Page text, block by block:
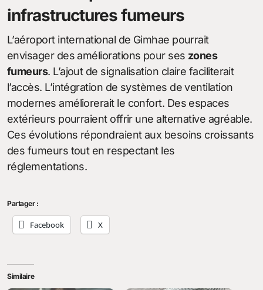
infrastructures fumeurs
L’aéroport international de Gimhae pourrait
envisager des améliorations pour ses zones
fumeurs. L’ajout de signalisation claire faciliterait
l’accès. L’intégration de systèmes de ventilation
modernes améliorerait le confort. Des espaces
extérieurs pourraient offrir une alternative agréable.
Ces évolutions répondraient aux besoins croissants
des fumeurs tout en respectant les
réglementations.
Partager :
Facebook X
Similaire